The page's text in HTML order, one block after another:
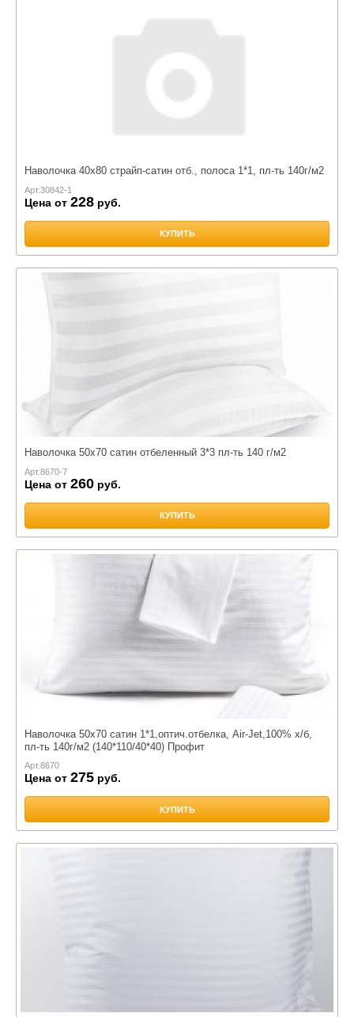
Наволочка 40х80 страйп-сатин отб., полоса 1*1, пл-ть 140г/м2
Арт.30842-1
Цена от 228 руб.
КУПИТЬ
Наволочка 50х70 сатин отбеленный 3*3 пл-ть 140 г/м2
Арт.8670-7
Цена от 260 руб.
КУПИТЬ
Наволочка 50х70 сатин 1*1,оптич.отбелка, Air-Jet,100% х/б,
пл-ть 140г/м2 (140*110/40*40) Профит
Арт.8670
Цена от 275 руб.
КУПИТЬ